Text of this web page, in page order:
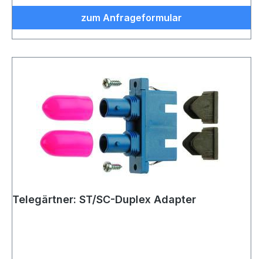
zum Anfrageformular
Telegärtner: ST/SC-Duplex Adapter